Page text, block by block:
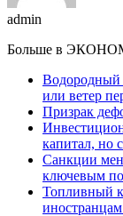
admin
Больше в
Водородный
или ветер
Призрак
капитал, но
Санкции
ключевым
Топливный